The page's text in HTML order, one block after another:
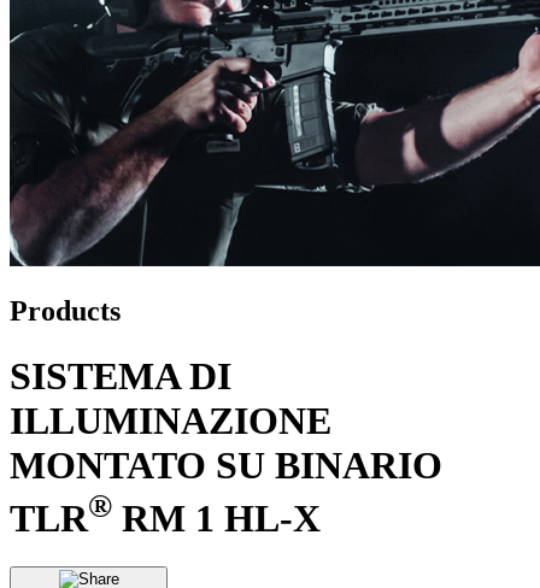
Products
SISTEMA DI
ILLUMINAZIONE
MONTATO SU BINARIO
TLR® RM 1 HL-X